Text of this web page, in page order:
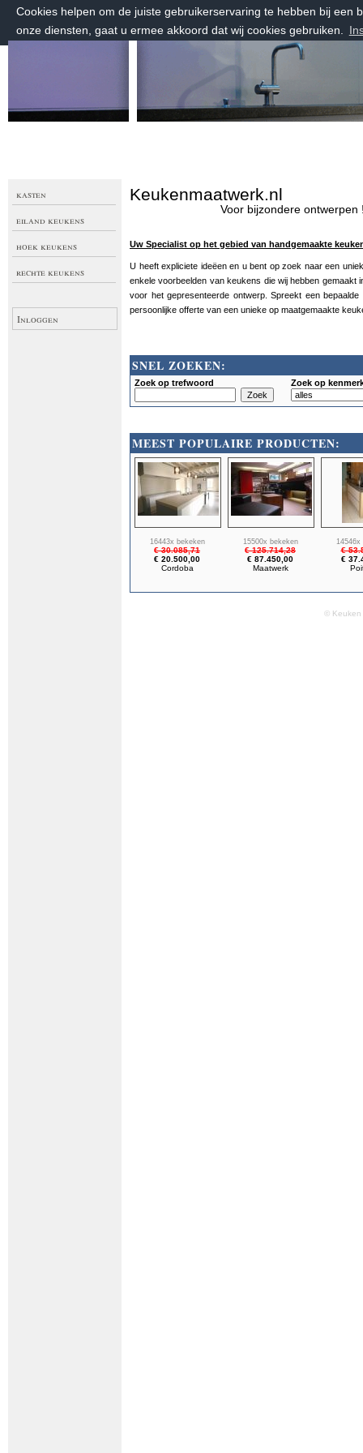
Cookies helpen om de juiste gebruikerservaring te hebben bij een
onze diensten, gaat u ermee akkoord dat wij cookies gebruiken.
kasten
eiland keukens
hoek keukens
rechte keukens
Inloggen
Keukenmaatwerk.nl
Voor bijzondere ontwerpen
Uw Specialist op het gebied van handgemaakte
U heeft expliciete ideëen en u bent op zoek naar een
enkele voorbeelden van keukens die wij hebben gemaakt
voor het gepresenteerde ontwerp. Spreekt een
persoonlijke offerte van een unieke op maatgemaakte
SNEL ZOEKEN:
Zoek op trefwoord Zoek op
MEEST POPULAIRE PRODUCTEN:
16443x bekeken
€ 30.085,71
€ 20.500,00
Cordoba
15500x bekeken
€ 125.714,28
€ 87.450,00
Maatwerk
14546x
€
€
© Keuken